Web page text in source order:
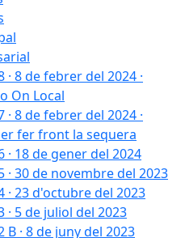
· 8 de febrer del 2024 ·
On Local
· 8 de febrer del 2024 ·
fer front la sequera
· 18 de gener del 2024
· 30 de novembre del 2023
· 23 d'octubre del 2023
· 5 de juliol del 2023
B · 8 de juny del 2023